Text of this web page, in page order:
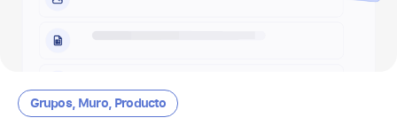
Grupos, Muro, Producto